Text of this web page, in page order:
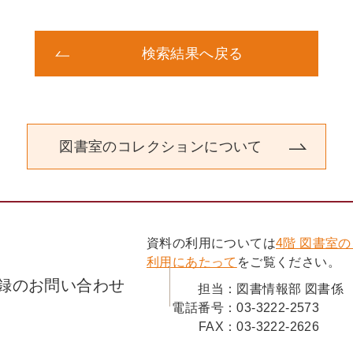
検索結果へ戻る
図書室のコレクションについて
のお問い合わせ
資料の利用については4階 図書室
利用にあたって をご覧ください。
担当： 図書情報部 図書係
電話番号：03-3222-2573
FAX：03-3222-2626